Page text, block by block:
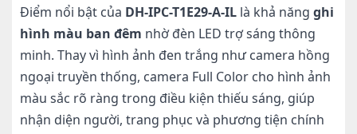
Điểm nổi bật của DH-IPC-T1E29-A-ILlà khả năng ghi
hình màu ban đêm nhờ đèn LED trợ sáng thông
minh. Thay vì hình ảnh đen trắng như camera hồng
ngoại truyền thống, camera Full Color cho hình ảnh
màu sắc rõ ràng trong điều kiện thiếu sáng, giúp
nhận diện người, trang phục và phương tiện chính